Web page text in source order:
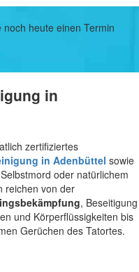
heute einen Termin
in
zertifiziertes
in Adenbüttel sowie
oder natürlichem
reichen von der
, Beseitigung
und Körperflüssigkeiten bis
Gerüchen des Tatortes.